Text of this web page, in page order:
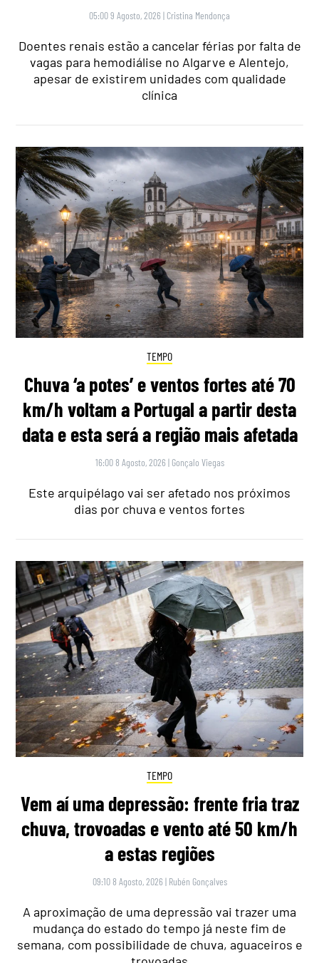
05:00 9 Agosto, 2026 | Cristina Mendonça
Doentes renais estão a cancelar férias por falta de
vagas para hemodiálise no Algarve e Alentejo,
apesar de existirem unidades com qualidade
clínica
TEMPO
Chuva ‘a potes’ e ventos fortes até 70
km/h voltam a Portugal a partir desta
data e esta será a região mais afetada
16:00 8 Agosto, 2026 | Gonçalo Viegas
Este arquipélago vai ser afetado nos próximos
dias por chuva e ventos fortes
TEMPO
Vem aí uma depressão: frente fria traz
chuva, trovoadas e vento até 50 km/h
a estas regiões
09:10 8 Agosto, 2026 | Rubén Gonçalves
A aproximação de uma depressão vai trazer uma
mudança do estado do tempo já neste fim de
semana, com possibilidade de chuva, aguaceiros e